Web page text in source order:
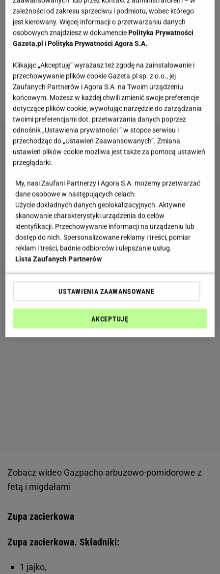
garnku. Dodaj bulion. Następnie całość zagotuj.
Dodaj w międzyczasie pokrojoną w kostkę lub startą
na tarce marchewkę oraz pietruszkę. Dołóż listki
drobno. Gotuj na wolnym ogniu przez godzinę. Gdy
warzywa będą miękkie, wyłącz gaz. Zapraw zupę
szczawiową śmietaną.
Zobacz wideo Gazpacho arbuzowo-pomidorowe z
fetą i migdałami
Zupa zacierkowa
Zupa zacierkowa. Składniki:
1 jajko,
zależności od zakresu sprzeciwu i podmiotu, wobec którego
jest kierowany. Więcej informacji o przetwarzaniu danych
osobowych znajdziesz w dokumenciePolityka Prywatności
Gazeta.pl iPolityka Prywatności Agora S.A.
Klikając „Akceptuję” wyrażasz też zgodę na zainstalowanie i
przechowywanie plików cookie Gazeta.pl sp. z o.o., jej
Zaufanych Partnerów i Agora S.A. na Twoim urządzeniu
końcowym. Możesz w każdej chwili zmienić swoje preferencje
dotyczące plików cookie, wywołując narzędzie do zarządzania
twoimi preferencjami dot. przetwarzania danych poprzez
odnośnik „Ustawienia prywatności ” w stopce serwisu i
przechodząc do „Ustawień Zaawansowanych”. Zmiana
ustawień plików cookie możliwa jest także za pomocą ustawień
przeglądarki.
My, nasi Zaufani Partnerzy i Agora S.A. możemy przetwarzać
dane osobowe w następujących celach:
Użycie dokładnych danych geolokalizacyjnych. Aktywne
skanowanie charakterystyki urządzenia do celów
identyfikacji. Przechowywanie informacji na urządzeniu lub
dostęp do nich. Spersonalizowane reklamy i treści, pomiar
reklam i treści, badnie odbiorców i ulepszanie usług.
Lista Zaufanych Partnerów
USTAWIENIA ZAAWANSOWANE
AKCEPTUJĘ